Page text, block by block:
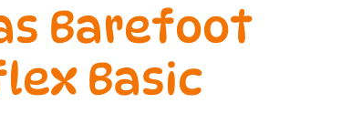
Dodo Shoes
Igor
Barefoot
Basic